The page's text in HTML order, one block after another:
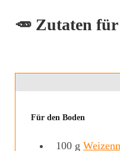
🥕 Zutaten für
Für den Boden
100 g